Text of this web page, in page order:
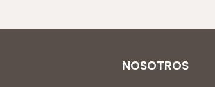
NOSOTROS